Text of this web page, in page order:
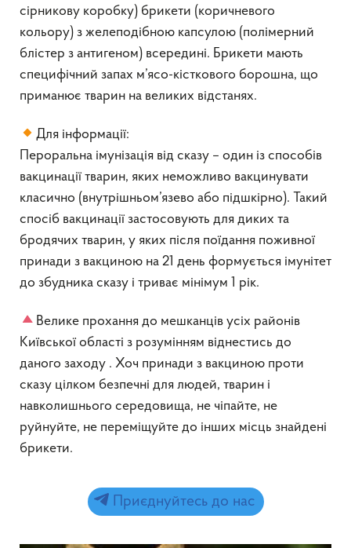
сірникову коробку) брикети (коричневого
кольору) з желеподібною капсулою (полімерний
блістер з антигеном) всередині. Брикети мають
специфічний запах м’ясо-кісткового борошна, що
приманює тварин на великих відстанях.
Для інформації:
Пероральна імунізація від сказу – один із способів
вакцинації тварин, яких неможливо вакцинувати
класично (внутрішньом’язево або підшкірно). Такий
спосіб вакцинації застосовують для диких та
бродячих тварин, у яких після поїдання поживної
принади з вакциною на 21 день формується імунітет
до збудника сказу і триває мінімум 1 рік.
Велике прохання до мешканців усіх районів
Київської області з розумінням віднестись до
даного заходу . Хоч принади з вакциною проти
сказу цілком безпечні для людей, тварин і
навколишнього середовища, не чіпайте, не
руйнуйте, не переміщуйте до інших місць знайдені
брикети.
Приєднуйтесь до нас